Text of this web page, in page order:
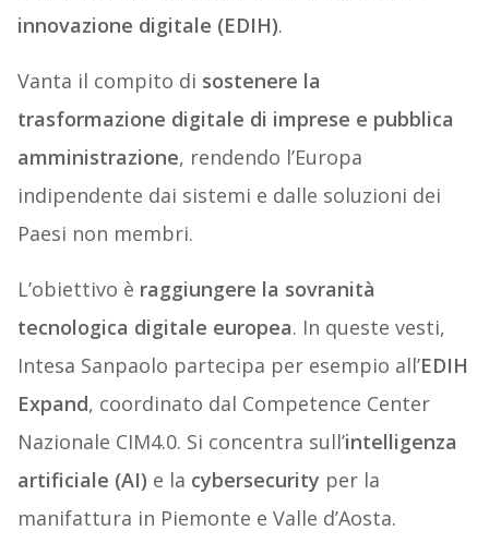
innovazione digitale (EDIH).
Vanta il compito di sostenere la
trasformazione digitale di imprese e pubblica
amministrazione, rendendo l’Europa
indipendente dai sistemi e dalle soluzioni dei
Paesi non membri.
L’obiettivo è raggiungere la sovranità
tecnologica digitale europea. In queste vesti,
Intesa Sanpaolo partecipa per esempio all’EDIH
Expand, coordinato dal Competence Center
Nazionale CIM4.0. Si concentra sull’intelligenza
artificiale (AI) e la cybersecurity per la
manifattura in Piemonte e Valle d’Aosta.